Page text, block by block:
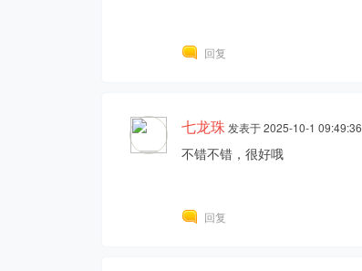
回复
七龙珠 发表于 2025-10-1 09:49:36
不错不错，很好哦
回复